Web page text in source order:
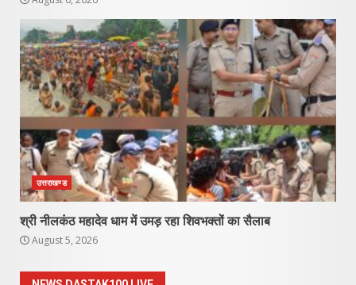
उत्तराखण्ड
श्री नीलकंठ महादेव धाम में उमड़ रहा शिवभक्तों का सैलाब
August 5, 2026